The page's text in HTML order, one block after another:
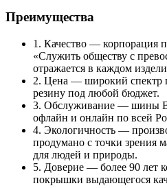
Преимущества
1. Качество — корпорация
«Служить обществу с
отражается в каждом
2. Цена — широкий спектр
резину под любой бюджет.
3. Обслуживание — шины
офлайн и онлайн по всей
4. Экологичность —
продумано с точки зрения
для людей и природы.
5. Доверие — более 90 лет
покрышки выдающегося